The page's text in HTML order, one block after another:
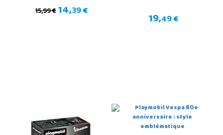
15,99 €14,39 € 19,49 €